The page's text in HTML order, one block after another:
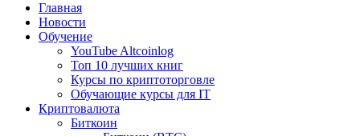
Главная
Новости
Обучение
YouTube Altcoinlog
Топ 10 лучших книг
Курсы по криптоторговле
Обучающие курсы для IT
Криптовалюта
Биткоин